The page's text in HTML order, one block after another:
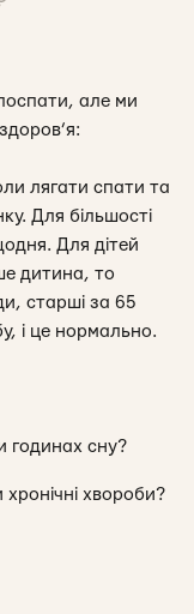
але ми
лягати спати та
Для більшості
Для дітей
дитина, то
старші за 65
і це нормально.
годинах сну?
хвороби?